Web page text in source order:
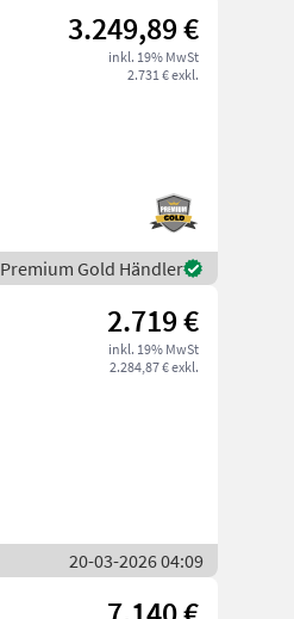
3.249,89 €
inkl. 19% MwSt
2.731 € exkl.
Premium Gold Händler
2.719 €
inkl. 19% MwSt
2.284,87 € exkl.
20-03-2026 04:09